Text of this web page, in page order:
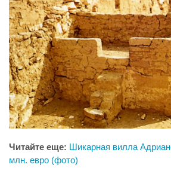
Читайте еще: Шикарная вилла
млн. евро (фото)